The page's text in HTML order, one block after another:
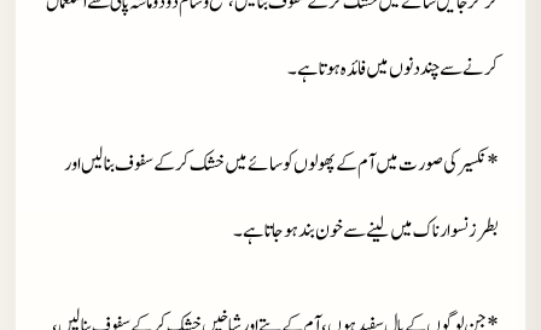
کرنے سے چند دنوں میں فائدہ ہوتا ہے ۔
* نکسیر کی صورت میں آم کے پھولوں کو سائے میں خشک کر کے سفوف بنا لیں اور
بطرز نسوار ناک میں لینے سے خون بند ہو جاتا ہے ۔